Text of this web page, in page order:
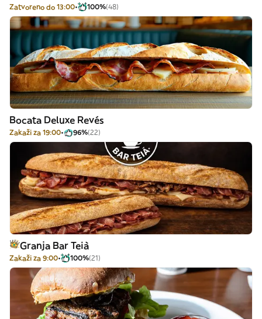
Zatvoreno do 13:00 100%(48)
Bocata Deluxe Revés
Zakaži za 19:00 96%(22)
Granja Bar Teià
Zakaži za 9:00 100%(21)